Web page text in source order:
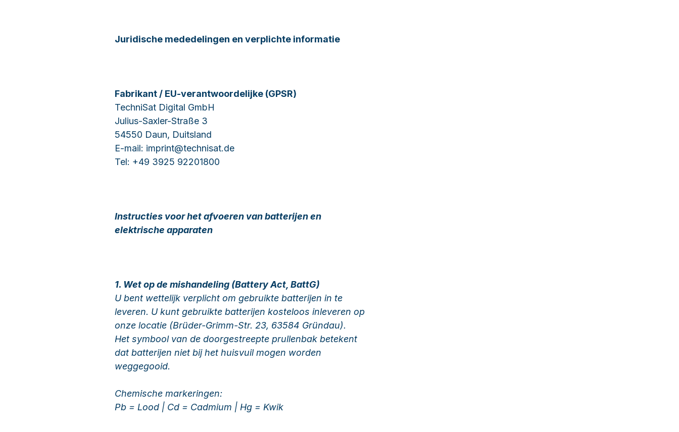
Juridische mededelingen en verplichte informatie
Fabrikant / EU-verantwoordelijke (GPSR)
TechniSat Digital GmbH
Julius-Saxler-Straße 3
54550 Daun, Duitsland
E-mail: imprint@technisat.de
Tel: +49 3925 92201800
Instructies voor het afvoeren van batterijen en
elektrische apparaten
1. Wet op de mishandeling (Battery Act, BattG)
U bent wettelijk verplicht om gebruikte batterijen in te
leveren. U kunt gebruikte batterijen kosteloos inleveren op
onze locatie (Brüder-Grimm-Str. 23, 63584 Gründau).
Het symbool van de doorgestreepte prullenbak betekent
dat batterijen niet bij het huisvuil mogen worden
weggegooid.
Chemische markeringen:
Pb = Lood | Cd = Cadmium | Hg = Kwik